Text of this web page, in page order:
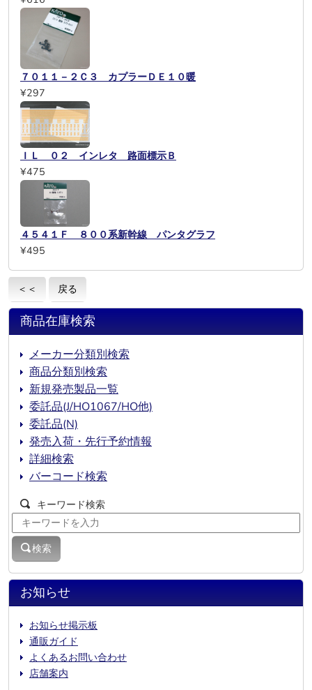
７０１１－２Ｃ３ カプラーＤＥ１０暖
¥297
ＩＬ ０２ インレタ 路面標示Ｂ
¥475
４５４１Ｆ ８００系新幹線 パンタグラフ
¥495
＜＜ 戻る
お知らせ
お知らせ掲示板
通販ガイド
よくあるお問い合わせ
店舗案内
商品在庫検索
メーカー分類別検索
商品分類別検索
新規発売製品一覧
委託品(J/HO1067/HO他)
委託品(N)
発売入荷・先行予約情報
詳細検索
バーコード検索
キーワード検索
検索